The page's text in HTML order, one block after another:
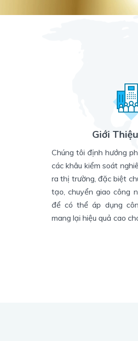
Giới
Chúng tôi định hướng
các khâu kiểm soát
ra thị trường, đặc biệt
tạo, chuyển giao công
để có thể áp dụng
mang lại hiệu quả cao